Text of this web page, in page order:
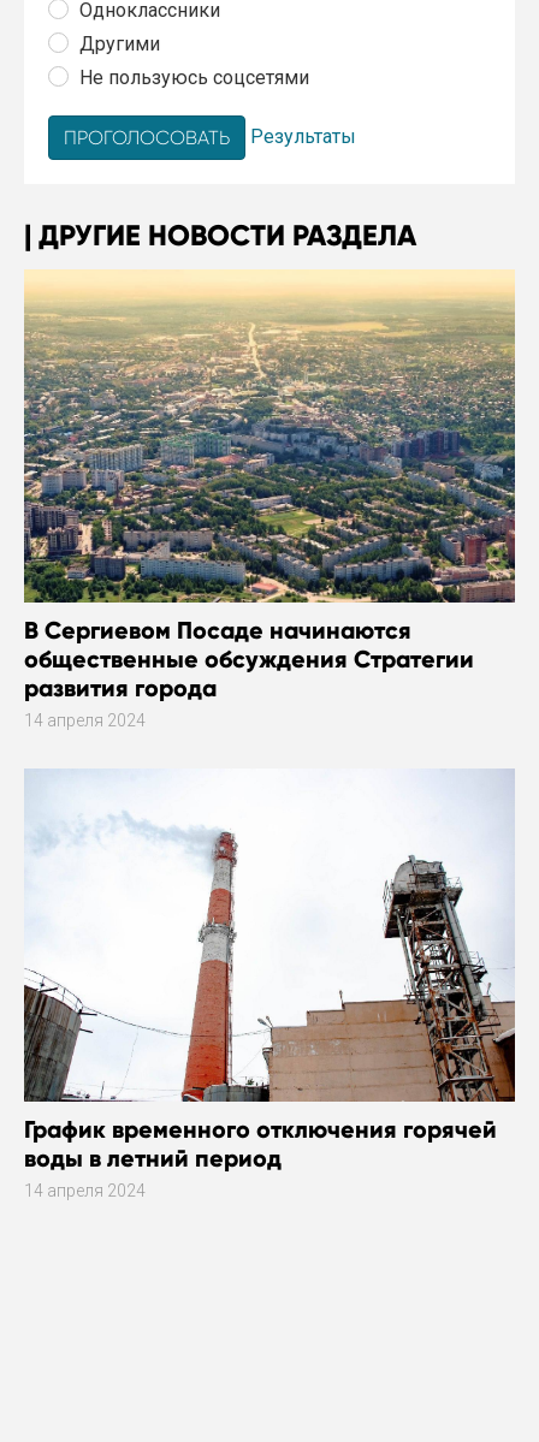
Одноклассники
Другими
Не пользуюсь соцсетями
Результаты
ДРУГИЕ НОВОСТИ РАЗДЕЛА
В Сергиевом Посаде начинаются
общественные обсуждения Стратегии
развития города
14 апреля 2024
График временного отключения горячей
воды в летний период
14 апреля 2024